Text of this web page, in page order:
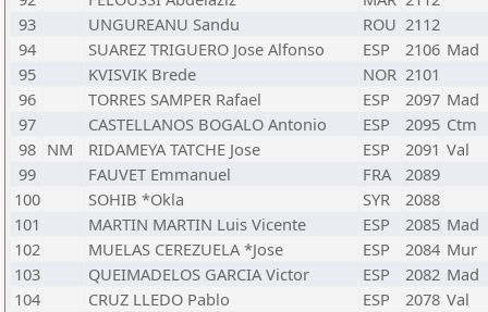
93
UNGUREANU Sandu ROU 2112
94
SUAREZ TRIGUERO Jose Alfonso ESP 2106 Mad
95
KVISVIK Brede NOR 2101
96
TORRES SAMPER Rafael ESP 2097 Mad
97
CASTELLANOS BOGALO Antonio ESP 2095 Ctm
98 NM RIDAMEYA TATCHE Jose ESP 2091 Val
99
FAUVET Emmanuel FRA
2089
100
SOHIB *Okla SYR
2088
101
MARTIN MARTIN Luis Vicente ESP 2085 Mad
102
MUELAS CEREZUELA *Jose ESP 2084 Mur
103
QUEIMADELOS GARCIA Victor ESP 2082 Mad
104
CRUZ LLEDO Pablo ESP 2078 Val